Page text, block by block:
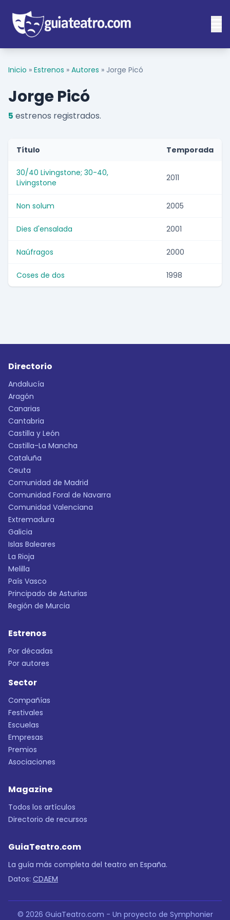
Inicio » Estrenos » Autores » Jorge Picó
Jorge Picó
5 estrenos registrados.
Título Temporada
30/40 Livingstone; 30-40,
Livingstone
2011
Non solum 2005
Dies d'ensalada 2001
Naúfragos 2000
Coses de dos 1998
Directorio
Andalucía
Aragón
Canarias
Cantabria
Castilla y León
Castilla-La Mancha
Cataluña
Ceuta
Comunidad de Madrid
Comunidad Foral de Navarra
Comunidad Valenciana
Extremadura
Galicia
Islas Baleares
La Rioja
Melilla
País Vasco
Principado de Asturias
Región de Murcia
Estrenos
Por décadas
Por autores
Sector
Compañías
Festivales
Escuelas
Empresas
Premios
Asociaciones
Magazine
Todos los artículos
Directorio de recursos
GuiaTeatro.com
La guía más completa del teatro en España.
Datos: CDAEM
© 2026 GuiaTeatro.com - Un proyecto de Symphonier